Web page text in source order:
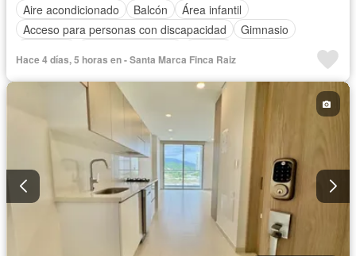
Aire acondicionado
Balcón
Área infantil
Acceso para personas con discapacidad
Gimnasio
Hace 4 días, 5 horas en - Santa Marca Finca Raiz